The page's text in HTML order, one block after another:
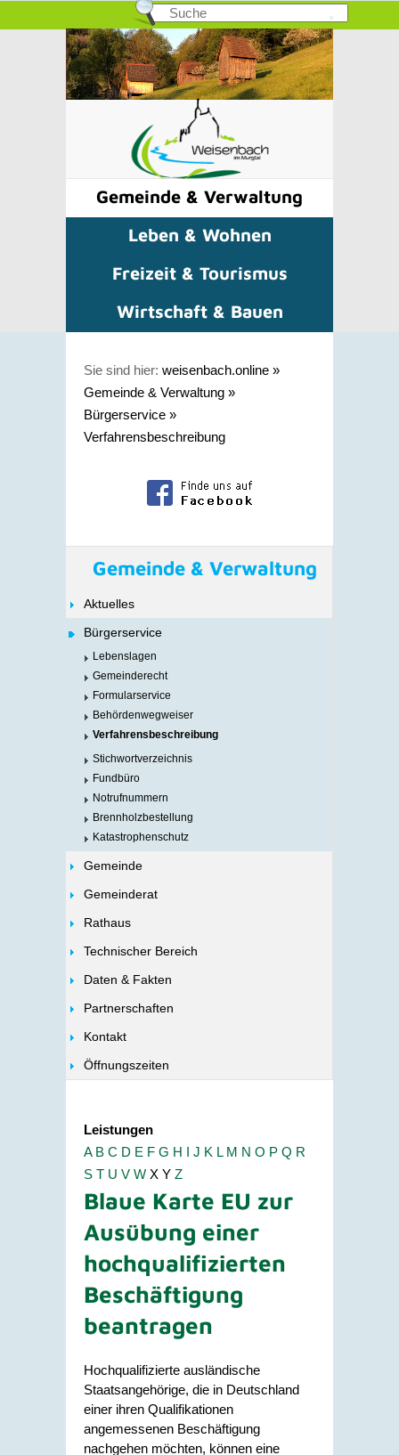
Gemeinde & Verwaltung
Leben & Wohnen
Freizeit & Tourismus
Wirtschaft & Bauen
Sie sind hier: weisenbach.online »
Gemeinde & Verwaltung »
Bürgerservice »
Verfahrensbeschreibung
Gemeinde & Verwaltung
Aktuelles
Bürgerservice
Lebenslagen
Gemeinderecht
Formularservice
Behördenwegweiser
Verfahrensbeschreibung
Stichwortverzeichnis
Fundbüro
Notrufnummern
Brennholzbestellung
Katastrophenschutz
Gemeinde
Gemeinderat
Rathaus
Technischer Bereich
Daten & Fakten
Partnerschaften
Kontakt
Öffnungszeiten
Leistungen
A B C D E F G H I J K L M N O P Q R
S T U V W X Y Z
Blaue Karte EU zur
Ausübung einer
hochqualifizierten
Beschäftigung
beantragen
Hochqualifizierte ausländische
Staatsangehörige, die in Deutschland
einer ihren Qualifikationen
angemessenen Beschäftigung
nachgehen möchten, können eine